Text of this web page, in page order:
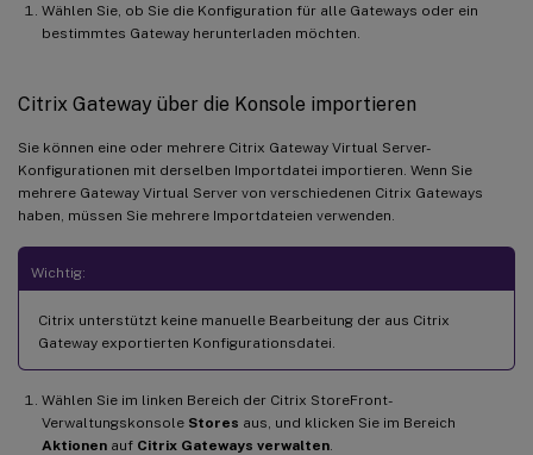
Wählen Sie, ob Sie die Konfiguration für alle Gateways oder ein
bestimmtes Gateway herunterladen möchten.
Citrix Gateway über die Konsole importieren
Sie können eine oder mehrere Citrix Gateway Virtual Server-
Konfigurationen mit derselben Importdatei importieren. Wenn Sie
mehrere Gateway Virtual Server von verschiedenen Citrix Gateways
haben, müssen Sie mehrere Importdateien verwenden.
Wichtig:
Citrix unterstützt keine manuelle Bearbeitung der aus Citrix
Gateway exportierten Konfigurationsdatei.
Wählen Sie im linken Bereich der Citrix StoreFront-
Verwaltungskonsole Stores aus, und klicken Sie im Bereich
Aktionen auf Citrix Gateways verwalten